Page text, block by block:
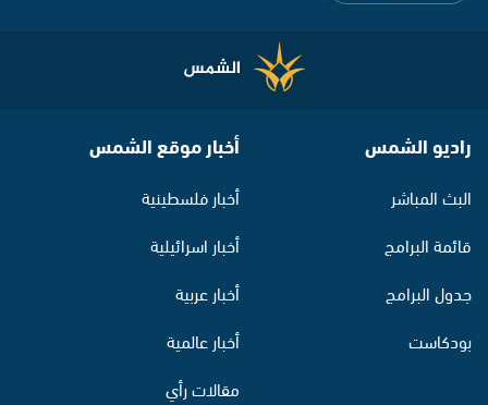
راديو الشمس
البث المباشر
قائمة البرامج
جدول البرامج
بودكاست
أخبار موقع الشمس
أخبار فلسطينية
أخبار اسرائيلية
أخبار عربية
أخبار عالمية
مقالات رأي